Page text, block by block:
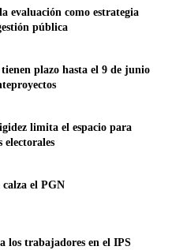
evaluación como estrategia
pública
plazo hasta el 9 de junio
limita el espacio para
electorales
calza el PGN
los trabajadores en el IPS